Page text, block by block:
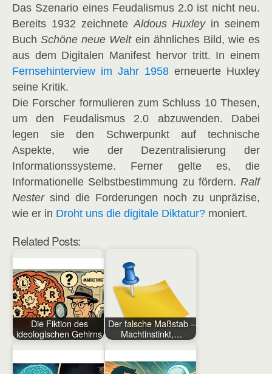
Das Szenario eines Feudalismus 2.0 ist nicht neu.
Bereits 1932 zeichneteAldous Huxleyin seinem
BuchSchöne neue Weltein ähnliches Bild, wie es
aus dem Digitalen Manifest hervor tritt. In einem
Fernsehinterview im Jahr 1958 erneuerte Huxley
seine Kritik.
Die Forscher formulieren zum Schluss 10 Thesen,
um den Feudalismus 2.0 abzuwenden. Dabei
legen sie den Schwerpunkt auf technische
Aspekte, wie der Dezentralisierung der
Informationssysteme. Ferner gelte es, die
Informationelle Selbstbestimmung zu fördern. Ralf
Nestersind die Forderungen noch zu unpräzise,
wie er in Droht uns die digitale Diktatur? moniert.
Related Posts:
Die Fiktion des
ideologischen Gehirns
Der falsche Maßstab –
Machtinstinkt,…